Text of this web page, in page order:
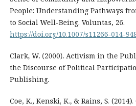
People: Understanding Pathways
to Social Well-Being. Voluntas, 26.
https://doi.org/10.1007/s11266-014-
Clark, W. (2000). Activism in the
the Discourse of Political
Publishing.
Coe, K., Kenski, K., & Rains, S.